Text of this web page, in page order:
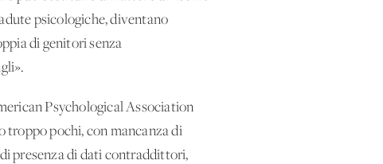
psicologiche, diventano
di genitori senza
Psychological Association
troppo pochi, con mancanza di
presenza di dati contraddittori,